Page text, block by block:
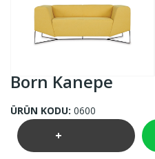
Born Kanepe
ÜRÜN KODU: 0600
+